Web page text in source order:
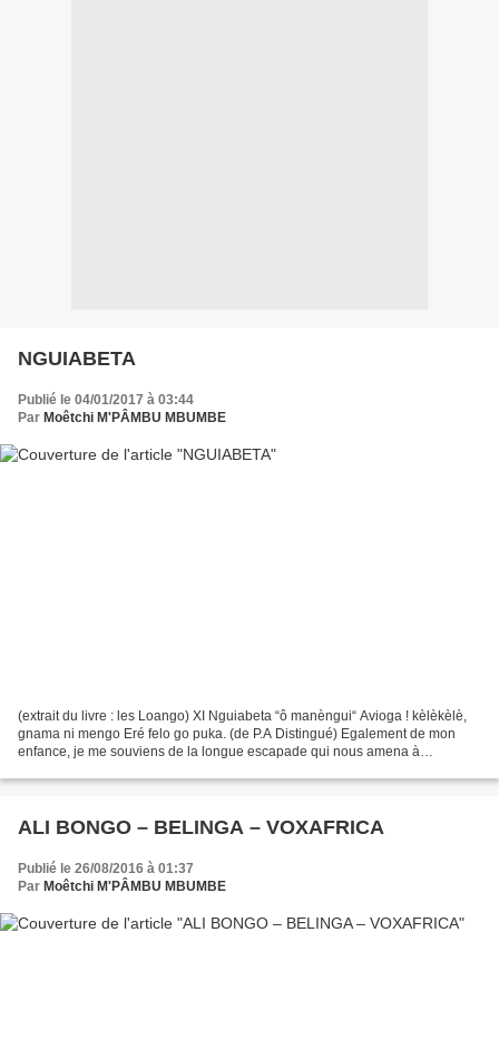
NGUIABETA
Publié le 04/01/2017 à 03:44
Par Moêtchi M'PÂMBU MBUMBE
(extrait du livre : les Loango) XI Nguiabeta “ô manèngui“ Avioga ! kèlèkèlè,
gnama ni mengo Eré felo go puka. (de P.A Distingué) Egalement de mon
enfance, je me souviens de la longue escapade qui nous amena à
ALI BONGO – BELINGA – VOXAFRICA
Publié le 26/08/2016 à 01:37
Par Moêtchi M'PÂMBU MBUMBE